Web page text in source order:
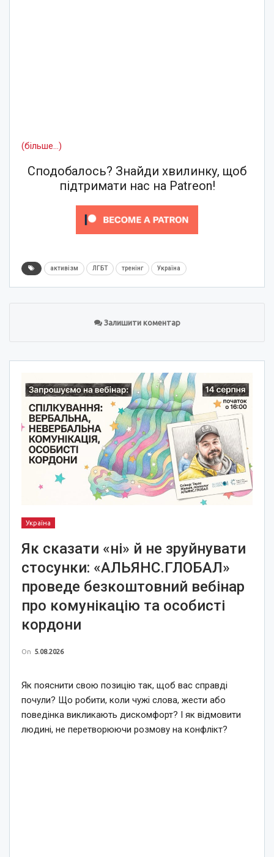
(більше…)
Сподобалось? Знайди хвилинку, щоб
підтримати нас на Patreon!
активізм ЛГБТ тренінг Україна
Залишити коментар
Україна
Як сказати «ні» й не зруйнувати
стосунки: «АЛЬЯНС.ГЛОБАЛ»
проведе безкоштовний вебінар
про комунікацію та особисті
кордони
On 5.08.2026
Як пояснити свою позицію так, щоб вас справді
почули? Що робити, коли чужі слова, жести або
поведінка викликають дискомфорт? І як відмовити
людині, не перетворюючи розмову на конфлікт?